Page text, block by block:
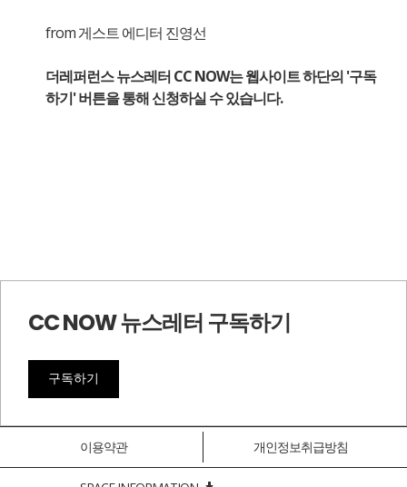
from 게스트 에디터 진영선
더레퍼런스 뉴스레터 CC NOW는 웹사이트 하단의 '구독
하기' 버튼을 통해 신청하실 수 있습니다.
CC NOW 뉴스레터 구독하기
구독하기
이용약관 개인정보취급방침